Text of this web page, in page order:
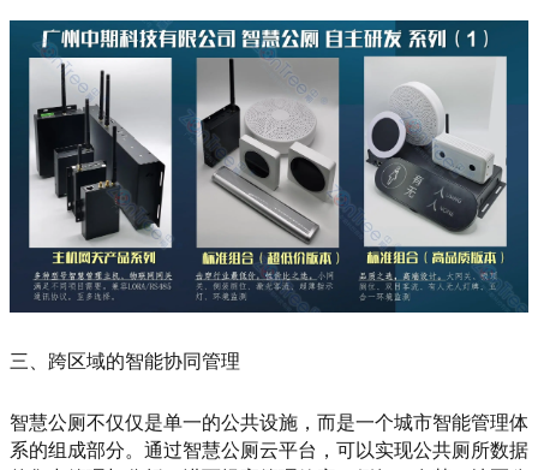
三、跨区域的智能协同管理
智慧公厕不仅仅是单一的公共设施，而是一个城市智能管理体
系的组成部分。通过智慧公厕云平台，可以实现公共厕所数据